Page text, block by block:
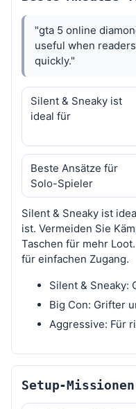
"gta 5 online
useful when
quickly."
Silent & Sneaky ist
ideal für
Beste Ansätze für
Solo-Spieler
Silent & Sneaky ist
ist. Vermeiden Sie
Taschen für mehr
für einfachen Zugang.
Silent & Sneaky:
Big Con: Grifter
Aggressive: Für
Setup-